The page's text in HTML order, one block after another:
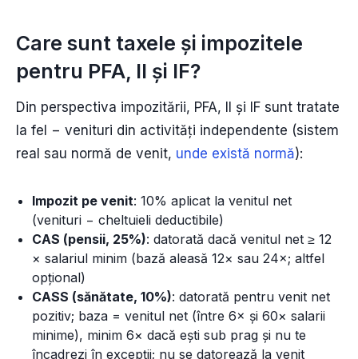
Care sunt taxele și impozitele
pentru PFA, II și IF?
Din perspectiva impozitării, PFA, II și IF sunt tratate
la fel − venituri din activități independente (sistem
real sau normă de venit, unde există normă):
Impozit pe venit: 10% aplicat la venitul net
(venituri − cheltuieli deductibile)
CAS (pensii, 25%): datorată dacă venitul net ≥ 12
× salariul minim (bază aleasă 12× sau 24×; altfel
opțional)
CASS (sănătate, 10%): datorată pentru venit net
pozitiv; baza = venitul net (între 6× și 60× salarii
minime), minim 6× dacă ești sub prag și nu te
încadrezi în excepții; nu se datorează la venit